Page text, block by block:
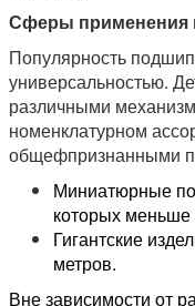
Сферы применения
Популярность
универсальностью.
различными
номенклатурном
общефпризнанными
Миниатюрные
которых
Гигантские
метров.
Вне зависимости от